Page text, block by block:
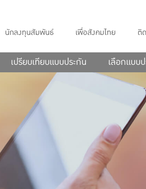
นักลงทุนสัมพันธ์ เพื่อสังคมไทย ติ
เปรียบเทียบแบบประกัน เลือกแบบ